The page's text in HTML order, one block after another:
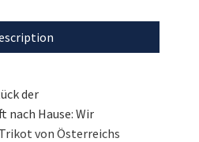
der
nach Hause: Wir
von Österreichs